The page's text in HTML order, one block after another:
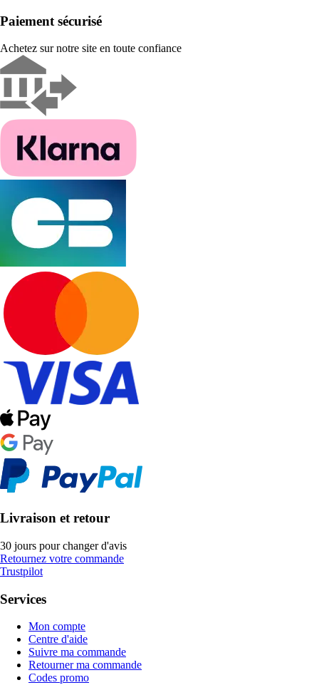
Paiement sécurisé
Achetez sur notre site en toute confiance
Livraison et retour
30 jours pour changer d'avis
Retournez votre commande
Trustpilot
Services
Mon compte
Centre d'aide
Suivre ma commande
Retourner ma commande
Codes promo